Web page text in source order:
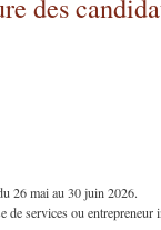
des
26 mai au 30 juin 2026.
services ou